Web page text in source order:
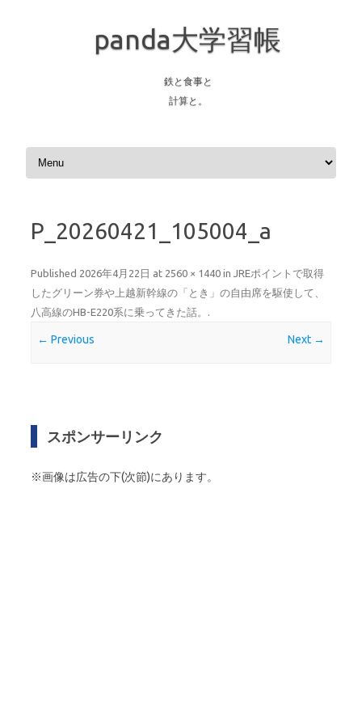
panda大学習帳
鉄と食事と
計算と。
Skip to content
P_20260421_105004_a
Published 2026年4月22日 at 2560 × 1440 in JREポイントで取得
したグリーン券や上越新幹線の「とき」の自由席を駆使して、
八高線のHB-E220系に乗ってきた話。 .
← Previous Next →
スポンサーリンク
※画像は広告の下(次節)にあります。